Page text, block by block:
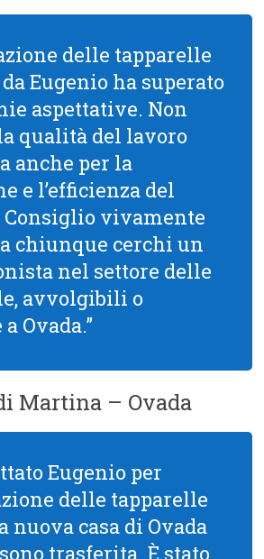
delle tapparelle
Eugenio ha superato
aspettative. Non
qualità del lavoro
anche per la
e l’efficienza del
vivamente
chiunque cerchi un
nel settore delle
avvolgibili o
Ovada.”
Martina – Ovada
Eugenio per
delle tapparelle
nuova casa di Ovada
trasferita. È stato